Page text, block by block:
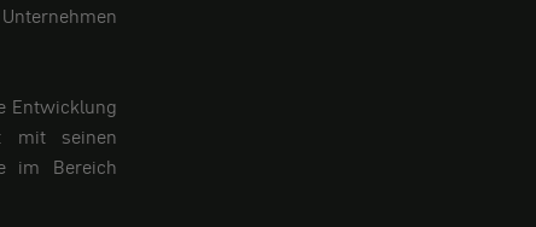
Entwicklung
mit seinen
im Bereich